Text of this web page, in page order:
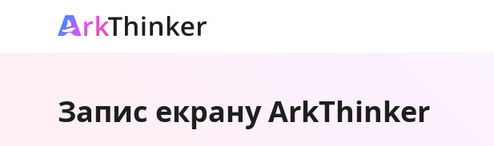
Запис екрану ArkThinker